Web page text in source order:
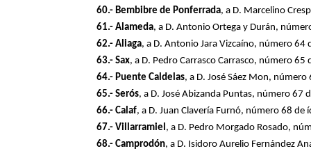
60.- Bembibre de Ponferrada, a D. Marcelino
61.- Alameda, a D. Antonio Ortega y Durán,
62.- Aliaga, a D. Antonio Jara Vizcaíno, número
63.- Sax, a D. Pedro Carrasco Carrasco, número
64.- Puente Caldelas, a D. José Sáez Mon,
65.- Serós, a D. José Abizanda Puntas, número
66.- Calaf, a D. Juan Clavería Furnó, número 68
67.- Villarramiel , a D. Pedro Morgado Rosado,
68.- Camprodón, a D. Isidoro Aurelio Fernández